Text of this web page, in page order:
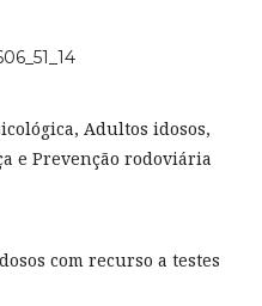
Adultos idosos,
e Prevenção rodoviária
com recurso a testes